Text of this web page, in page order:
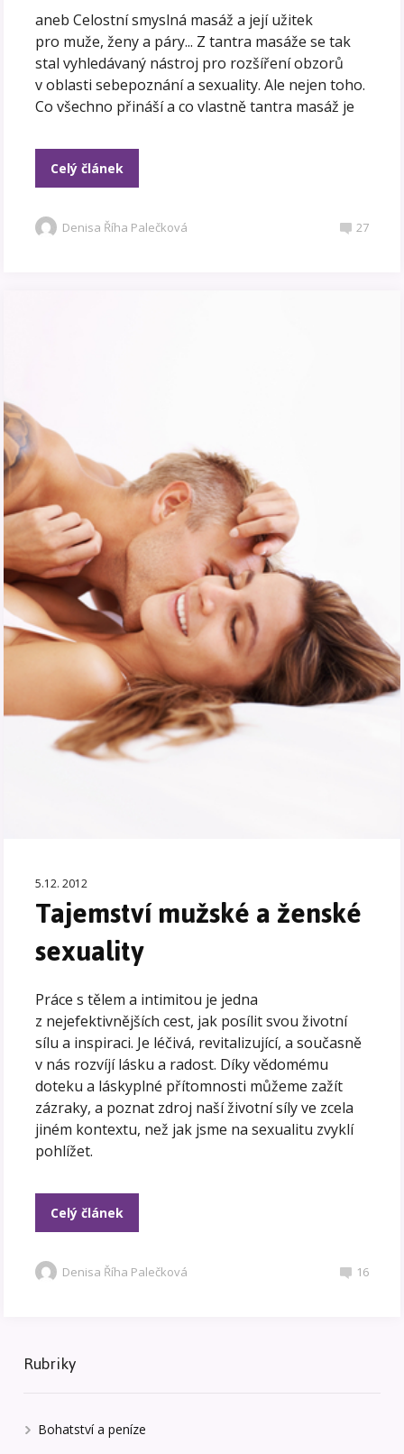
aneb Celostní smyslná masáž a její užitek
pro muže, ženy a páry... Z tantra masáže se tak
stal vyhledávaný nástroj pro rozšíření obzorů
v oblasti sebepoznání a sexuality. Ale nejen toho.
Co všechno přináší a co vlastně tantra masáž je
Celý článek
Denisa Říha Palečková 27
5.12. 2012
Tajemství mužské a ženské
sexuality
Práce s tělem a intimitou je jedna
z nejefektivnějších cest, jak posílit svou životní
sílu a inspiraci. Je léčivá, revitalizující, a současně
v nás rozvíjí lásku a radost. Díky vědomému
doteku a láskyplné přítomnosti můžeme zažít
zázraky, a poznat zdroj naší životní síly ve zcela
jiném kontextu, než jak jsme na sexualitu zvyklí
pohlížet.
Celý článek
Denisa Říha Palečková 16
Rubriky
Bohatství a peníze